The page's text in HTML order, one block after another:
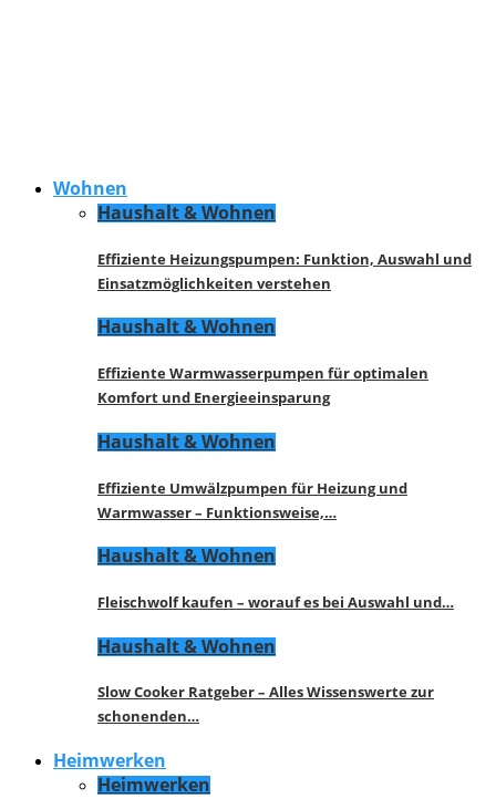
Wohnen
Haushalt & Wohnen
Effiziente Heizungspumpen: Funktion, Auswahl und
Einsatzmöglichkeiten verstehen
Haushalt & Wohnen
Effiziente Warmwasserpumpen für optimalen
Komfort und Energieeinsparung
Haushalt & Wohnen
Effiziente Umwälzpumpen für Heizung und
Warmwasser – Funktionsweise,…
Haushalt & Wohnen
Fleischwolf kaufen – worauf es bei Auswahl und…
Haushalt & Wohnen
Slow Cooker Ratgeber – Alles Wissenswerte zur
schonenden…
Heimwerken
Heimwerken